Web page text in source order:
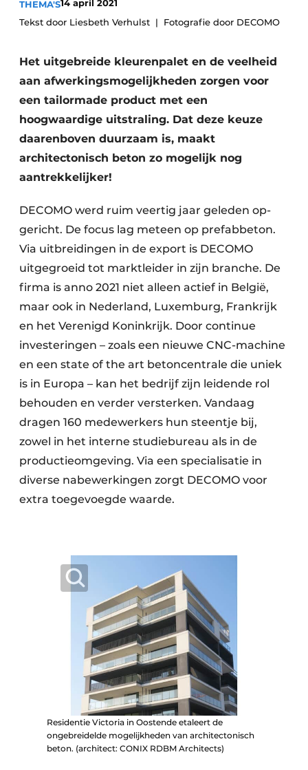
Video’s
Aanmelden
Bedrijven
Contact
Beton & Staalbouw
Brandveiligheid
BIM
Evenementen
Dak & Gevel
HVAC
Interieurarchitectuur
Keukens
Renovatie
Toegangscontrole
Veiligheid & Opleiding
Zonwering
THEMA'S14 april 2021
Tekst door Liesbeth Verhulst
Fotografie door DECOMO
Het uitgebreide kleurenpalet en de veelheid
aan afwerkingsmogelijkheden zorgen voor
een tailormade product met een
hoogwaardige uitstraling. Dat deze keuze
daarenboven duurzaam is, maakt
architectonisch beton zo mogelijk nog
aantrekkelijker!
DECOMO werd ruim veertig jaar geleden op-
gericht. De focus lag meteen op prefabbeton.
Via uitbreidingen in de export is DECOMO
uitgegroeid tot marktleider in zijn branche. De
firma is anno 2021 niet alleen actief in België,
maar ook in Nederland, Luxemburg, Frankrijk
en het Verenigd Koninkrijk. Door continue
investeringen – zoals een nieuwe CNC-machine
en een state of the art betoncentrale die uniek
is in Europa – kan het bedrijf zijn leidende rol
behouden en verder versterken. Vandaag
dragen 160 medewerkers hun steentje bij,
zowel in het interne studiebureau als in de
productieomgeving. Via een specialisatie in
diverse nabewerkingen zorgt DECOMO voor
extra toegevoegde waarde.
Residentie Victoria in Oostende etaleert de
ongebreidelde mogelijkheden van architectonisch
beton. (architect: CONIX RDBM Architects)